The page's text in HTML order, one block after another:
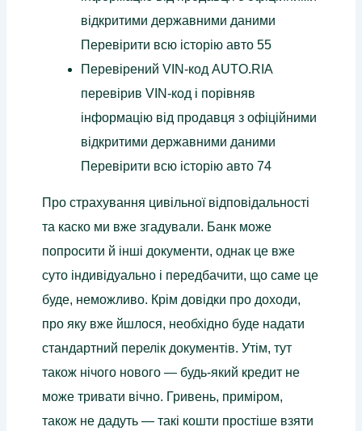
відкритими державними даними
Перевірити всю історію авто 55
Перевірений VIN-код AUTO.RIA
перевірив VIN-код і порівняв
інформацію від продавця з офіційними
відкритими державними даними
Перевірити всю історію авто 74
Про страхування цивільної відповідальності
та каско ми вже згадували. Банк може
попросити й інші документи, однак це вже
суто індивідуально і передбачити, що саме це
буде, неможливо. Крім довідки про доходи,
про яку вже йшлося, необхідно буде надати
стандартний перелік документів. Утім, тут
також нічого нового — будь-який кредит не
може тривати вічно. Гривень, приміром,
також не дадуть — такі кошти простіше взяти